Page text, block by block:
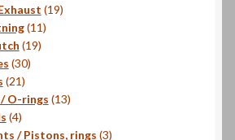
produits1919
1111
1919
3030
2121
produits
O-rings 1313
44
produits
/ Pistons, rings 33